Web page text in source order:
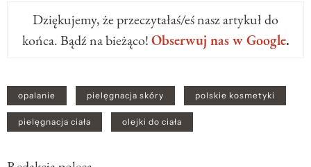
Dziękujemy, że przeczytałaś/eś nasz artykuł do
końca. Bądź na bieżąco!Obserwuj nas w Google.
opalanie pielęgnacja skóry polskie kosmetyki
pielęgnacja ciała olejki do ciała